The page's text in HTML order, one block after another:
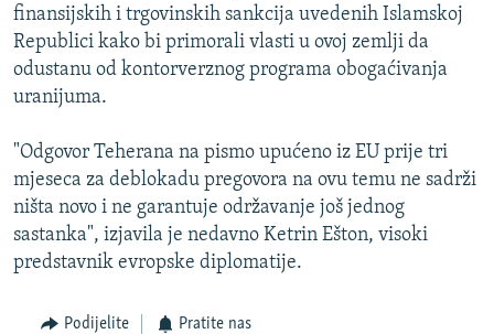
GENOCID U SREBRENICI
POPLAVE I KLIZIŠTA U BIH 2024.
TV LIBERTY
POST SCRIPTUM
MOJA EVROPA
TRI DECENIJE OD RATA U BIH
SVE KARTE DEJTONA
PRATITE NAS
Sve RFE/RL stranice
finansijskih i trgovinskih sankcija uvedenih Islamskoj
Republici kako bi primorali vlasti u ovoj zemlji da
odustanu od kontorverznog programa obogaćivanja
uranijuma.
"Odgovor Teherana na pismo upućeno iz EU prije tri
mjeseca za deblokadu pregovora na ovu temu ne sadrži
ništa novo i ne garantuje održavanje još jednog
sastanka", izjavila je nedavno Ketrin Ešton, visoki
predstavnik evropske diplomatije.
Podijelite Pratite nas